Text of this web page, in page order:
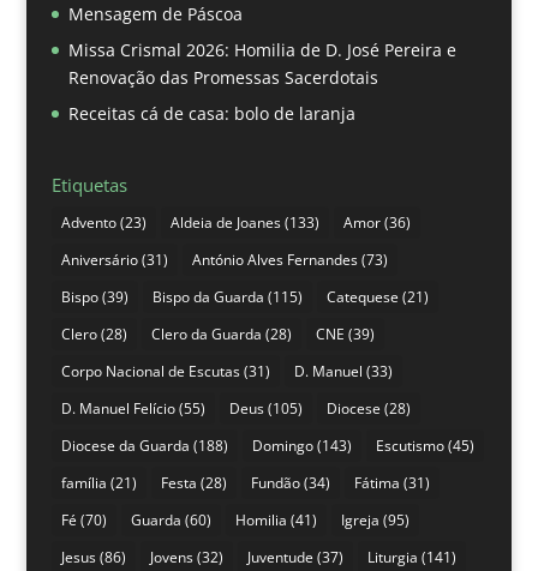
Mensagem de Páscoa
Missa Crismal 2026: Homilia de D. José Pereira e
Renovação das Promessas Sacerdotais
Receitas cá de casa: bolo de laranja
Etiquetas
Advento(23) Aldeia de Joanes(133) Amor(36)
Aniversário(31) António Alves Fernandes(73)
Bispo(39) Bispo da Guarda (115) Catequese (21)
Clero(28) Clero da Guarda (28) CNE (39)
Corpo Nacional de Escutas(31) D. Manuel (33)
D. Manuel Felício(55) Deus(105) Diocese (28)
Diocese da Guarda (188) Domingo(143) Escutismo(45)
família (21) Festa (28) Fundão(34) Fátima (31)
Fé (70) Guarda (60) Homilia (41) Igreja (95)
Jesus(86) Jovens(32) Juventude (37) Liturgia (141)